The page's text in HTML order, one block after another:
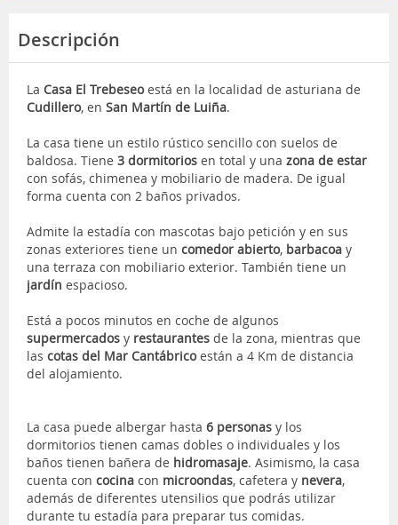
Descripción
La Casa El Trebeseoestá en la localidad de asturiana de
Cudillero, en San Martín de Luiña.
La casa tiene un estilo rústico sencillo con suelos de
baldosa. Tiene 3 dormitorios en total y una zona de estar
con sofás, chimenea y mobiliario de madera. De igual
forma cuenta con 2 baños privados.
Admite la estadía con mascotas bajo petición y en sus
zonas exteriores tiene un comedor abierto, barbacoa y
una terraza con mobiliario exterior. También tiene un
jardín espacioso.
Está a pocos minutos en coche de algunos
supermercados y restaurantes de la zona, mientras que
las cotas del Mar Cantábricoestán a 4 Km de distancia
del alojamiento.
La casa puede albergar hasta 6 personas y los
dormitorios tienen camas dobles o individuales y los
baños tienen bañera de hidromasaje. Asimismo, la casa
cuenta con cocina con microondas, cafetera y nevera,
además de diferentes utensilios que podrás utilizar
durante tu estadía para preparar tus comidas.